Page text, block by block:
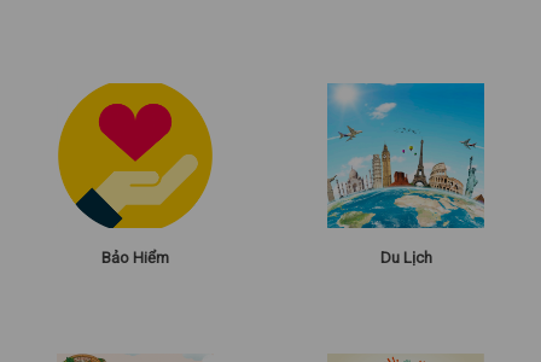
Bảo Hiểm Du Lịch